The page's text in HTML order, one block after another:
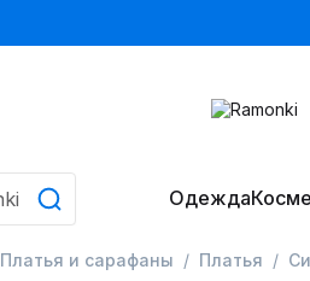
Одежда
Платья и сарафаны Платья